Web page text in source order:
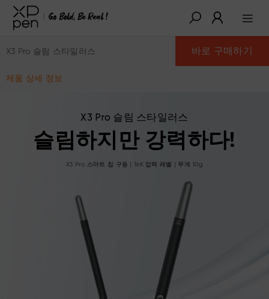
X3 Pro 슬림 스타일러스
제품 상세 정보
바로 구매하기
X3 Pro 슬림 스타일러스
슬림하지만 강력하다!
X3 Pro 스마트 칩 구동 | 16K 압력 레벨 | 무게 10g